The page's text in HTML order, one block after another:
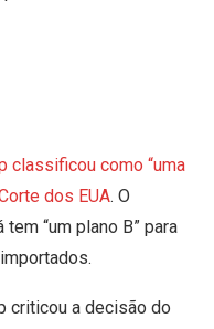
classificou como “uma
dos EUA. O
“um plano B” para
criticou a decisão do